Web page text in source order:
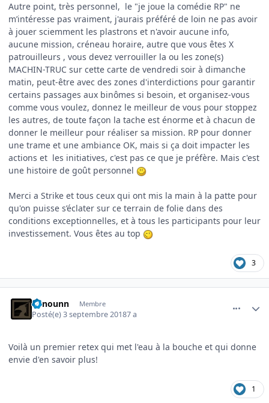
Autre point, très personnel, le "je joue la comédie RP" ne
m’intéresse pas vraiment, j'aurais préféré de loin ne pas avoir
à jouer sciemment les plastrons et n'avoir aucune info,
aucune mission, créneau horaire, autre que vous êtes X
patrouilleurs , vous devez verrouiller la ou les zone(s)
MACHIN-TRUC sur cette carte de vendredi soir à dimanche
matin, peut-être avec des zones d'interdictions pour garantir
certains passages aux binômes si besoin, et organisez-vous
comme vous voulez, donnez le meilleur de vous pour stoppez
les autres, de toute façon la tache est énorme et à chacun de
donner le meilleur pour réaliser sa mission. RP pour donner
une trame et une ambiance OK, mais si ça doit impacter les
actions et les initiatives, c'est pas ce que je préfère. Mais c'est
une histoire de goût personnel
Merci a Strike et tous ceux qui ont mis la main à la patte pour
qu'on puisse s’éclater sur ce terrain de folie dans des
conditions exceptionnelles, et à tous les participants pour leur
investissement. Vous êtes au top
3
Benounn Membre
Posté(e)3 septembre 20187 a
Voilà un premier retex qui met l'eau à la bouche et qui donne
envie d'en savoir plus!
1